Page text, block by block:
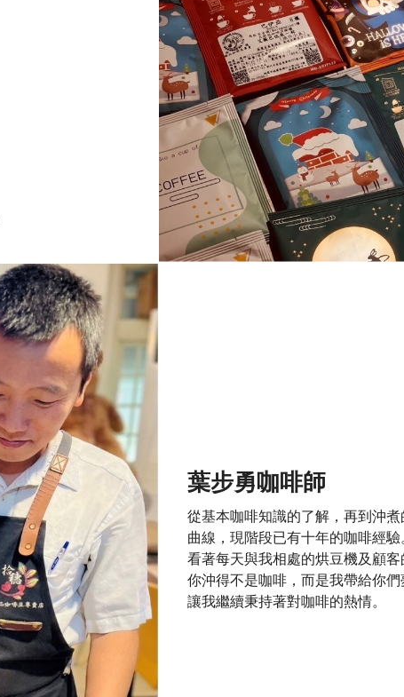
葉步勇咖啡師
從基本咖啡知識的了解，再到沖
曲線，現階段已有十年的咖啡經驗
看著每天與我相處的烘豆機及顧客
你沖得不是咖啡，而是我帶給你們
讓我繼續秉持著對咖啡的熱情。